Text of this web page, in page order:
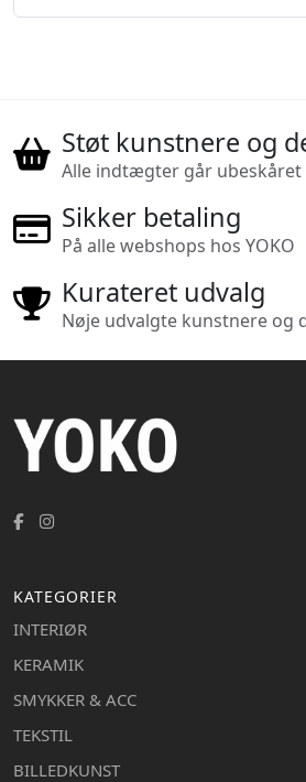
Støt kunstnere og
Alle indtægter går
Sikker betaling
På alle webshops hos YOKO
Kurateret udvalg
Nøje udvalgte kunstnere og
KATEGORIER
INTERIØR
KERAMIK
SMYKKER & ACC
TEKSTIL
BILLEDKUNST